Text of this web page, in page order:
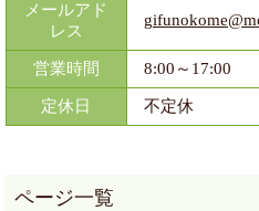
メールアド
レス
営業時間 8:00～17:00
定休日 不定休